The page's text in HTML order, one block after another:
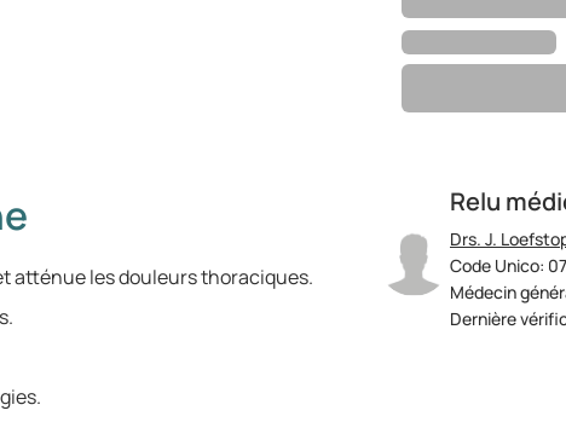
Relu
Drs. J.
Code Unico:
Médecin
Dernière
atténue les douleurs thoraciques.